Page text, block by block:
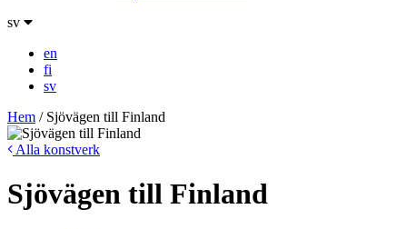
sv
en
fi
sv
Hem / Sjövägen till Finland
Alla konstverk
Sjövägen till Finland